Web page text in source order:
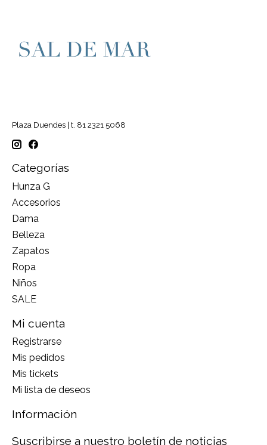
Plaza Duendes | t. 81 2321 5068
Categorías
Hunza G
Accesorios
Dama
Belleza
Zapatos
Ropa
Niños
SALE
Mi cuenta
Registrarse
Mis pedidos
Mis tickets
Mi lista de deseos
Información
Suscribirse a nuestro boletín de noticias